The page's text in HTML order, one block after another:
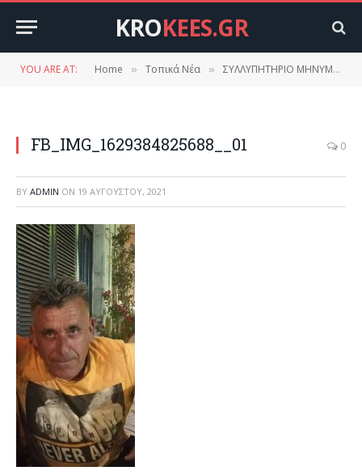
KROKEES.GR
YOU ARE AT: Home » Τοπικά Νέα » ΣΥΛΛΥΠΗΤΗΡΙΟ ΜΗΝΥΜΑ ΔΗΜΟΤΙΚΗΣ ΚΟΙΝΟΤΗΤΑΣ ΣΚΑΛΑΣ ΓΙΑ ΗΛΙΑ ΣΑΡΡΗ
FB_IMG_1629384825688__01 0
BY ADMIN ON 19 ΑΥΓΟΎΣΤΟΥ, 2021